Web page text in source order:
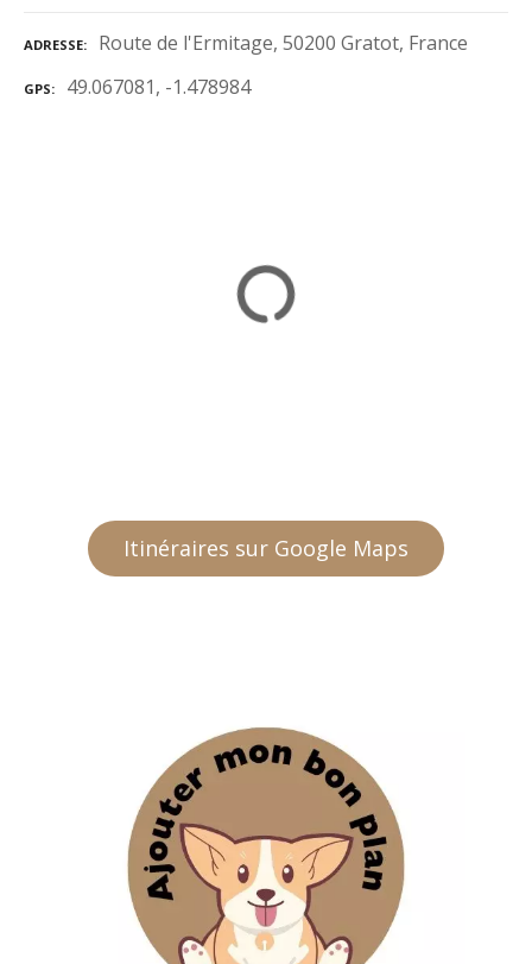
ADRESSE Route de l'Ermitage, 50200 Gratot, France
GPS 49.067081, -1.478984
Itinéraires sur Google Maps